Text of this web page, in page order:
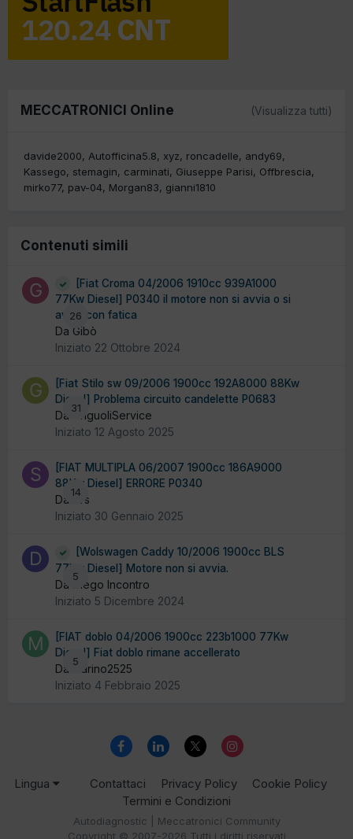
MECCATRONICI Online (Visualizza tutti)
davide2000 Autofficina5.8 xyz roncadelle
andy69
Kassego
stemagin carminati Giuseppe Parisi
Offbrescia
mirko77 pav-04 Morgan83 gianni1810
Contenuti simili
26
[Fiat Croma 04/2006 1910cc 939A1000
77Kw Diesel] P0340 il motore non si avvia o si
avvia con fatica
Da Gibò
Iniziato 22 Ottobre 2024
31
[Fiat Stilo sw 09/2006 1900cc 192A8000 88Kw
Diesel] Problema circuito candelette P0683
Da GriguoliService
Iniziato 12 Agosto 2025
14
[FIAT MULTIPLA 06/2007 1900cc 186A9000
88Kw Diesel] ERRORE P0340
Da svs
Iniziato 30 Gennaio 2025
5
[Wolswagen Caddy 10/2006 1900cc BLS
77Kw Diesel] Motore non si avvia.
Da Diego Incontro
Iniziato 5 Dicembre 2024
5
[FIAT doblo 04/2006 1900cc 223b1000 77Kw
Diesel] Fiat doblo rimane accellerato
Da marino2525
Iniziato 4 Febbraio 2025
Lingua Contattaci Privacy Policy
Cookie Policy
Termini e Condizioni
Autodiagnostic | Meccatronici Community
Copyright © 2007-2026 Tutti i diritti riservati